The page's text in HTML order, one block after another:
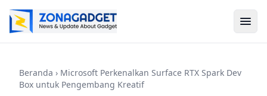
Beranda › Microsoft Perkenalkan Surface RTX Spark Dev
Box untuk Pengembang Kreatif